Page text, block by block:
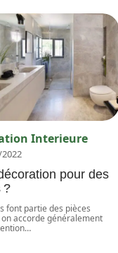
Interieure
pour des
?
font partie des pièces
accorde généralement
…